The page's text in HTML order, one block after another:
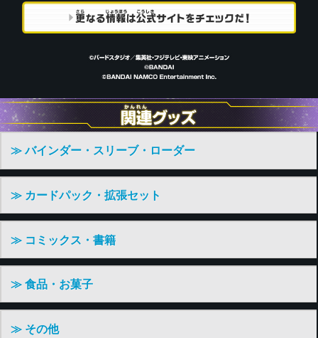
≫ バインダー・スリーブ・ローダー
≫ カードパック・拡張セット
≫ コミックス・書籍
≫ 食品・お菓子
≫ その他